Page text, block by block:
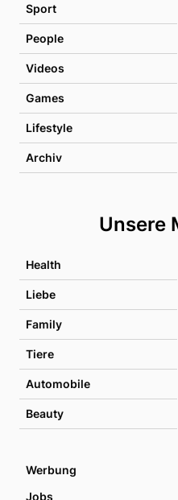
Sport
People
Videos
Games
Lifestyle
Archiv
Unsere
Health
Liebe
Family
Tiere
Automobile
Beauty
Werbung
Jobs